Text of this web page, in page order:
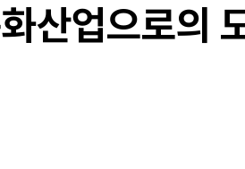
산업으로의